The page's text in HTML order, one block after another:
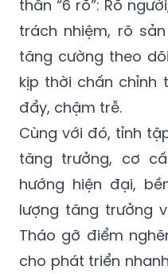
thần “6 rõ”: Rõ
trách nhiệm, rõ
tăng cường theo
kịp thời chấn chỉnh
đẩy, chậm trễ.
Cùng với đó, tỉnh
tăng trưởng, cơ
hướng hiện đại,
lượng tăng trưởng
Tháo gỡ điểm
cho phát triển